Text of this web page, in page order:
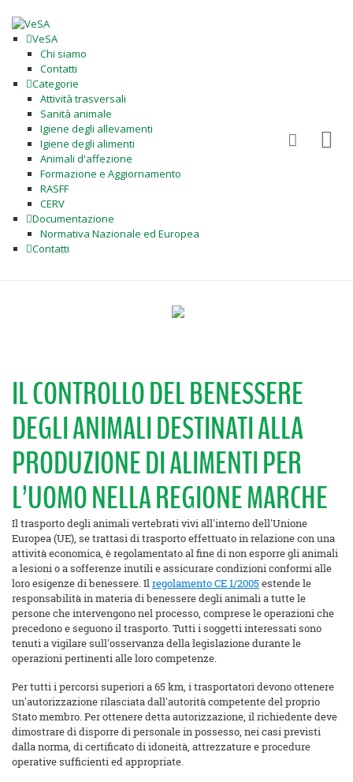
VeSA
Chi siamo
Contatti
Categorie
Attività trasversali
Sanità animale
Igiene degli allevamenti
Igiene degli alimenti
Animali d'affezione
Formazione e Aggiornamento
RASFF
CERV
Documentazione
Normativa Nazionale ed Europea
Contatti
IL CONTROLLO DEL BENESSERE
DEGLI ANIMALI DESTINATI ALLA
PRODUZIONE DI ALIMENTI PER
L’UOMO NELLA REGIONE MARCHE
Il trasporto degli animali vertebrati vivi all'interno dell'Unione
Europea (UE), se trattasi di trasporto effettuato in relazione con una
attività economica, è regolamentato al fine di non esporre gli animali
a lesioni o a sofferenze inutili e assicurare condizioni conformi alle
loro esigenze di benessere. Ilregolamento CE 1/2005estende le
responsabilità in materia di benessere degli animali a tutte le
persone che intervengono nel processo, comprese le operazioni che
precedono e seguono il trasporto. Tutti i soggetti interessati sono
tenuti a vigilare sull'osservanza della legislazione durante le
operazioni pertinenti alle loro competenze.
Per tutti i percorsi superiori a 65 km, i trasportatori devono ottenere
un'autorizzazione rilasciata dall'autorità competente del proprio
Stato membro. Per ottenere detta autorizzazione, il richiedente deve
dimostrare di disporre di personale in possesso, nei casi previsti
dalla norma, di certificato di idoneità, attrezzature e procedure
operative sufficienti ed appropriate.